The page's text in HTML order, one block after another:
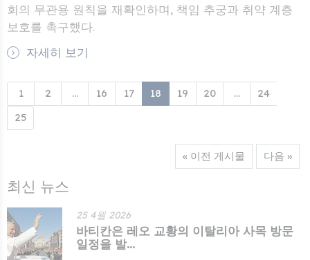
회의 무관용 원칙을 재확인하며, 책임 추궁과 취약 계층
보호를 촉구했다.
자세히 보기
1 2 ... 16 17 18 19 20 ...
24
25
« 이전 게시물 다음 »
최신 뉴스
25 4월 2026
바티칸은 레오 교황의 이탈리아 사목 방문
일정을 발...